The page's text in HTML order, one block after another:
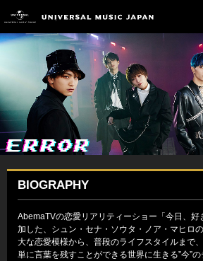
BIOGRAPHY
AbemaTVの恋愛リアリティーショー「今日、好
加した、シュン・セナ・ソウタ・ノア・マヒロ
大な恋愛模様から、普段のライフスタイルまで
単に言葉を残すことができる世界に生きる”今”